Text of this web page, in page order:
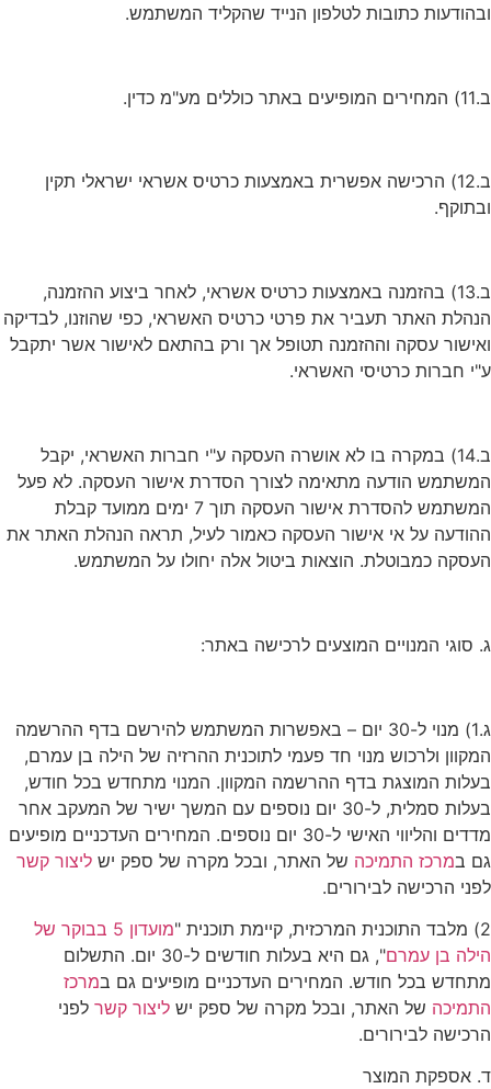
ובהודעות כתובות לטלפון הנייד שהקליד המשתמש.
ב.11) המחירים המופיעים באתר כוללים מע"מ כדין.
ב.12) הרכישה אפשרית באמצעות כרטיס אשראי ישראלי תקין
ובתוקף.
ב.13) בהזמנה באמצעות כרטיס אשראי, לאחר ביצוע ההזמנה,
הנהלת האתר תעביר את פרטי כרטיס האשראי, כפי שהוזנו, לבדיקה
ואישור עסקה וההזמנה תטופל אך ורק בהתאם לאישור אשר יתקבל
ע"י חברות כרטיסי האשראי.
ב.14) במקרה בו לא אושרה העסקה ע"י חברות האשראי, יקבל
המשתמש הודעה מתאימה לצורך הסדרת אישור העסקה. לא פעל
המשתמש להסדרת אישור העסקה תוך 7 ימים ממועד קבלת
ההודעה על אי אישור העסקה כאמור לעיל, תראה הנהלת האתר את
העסקה כמבוטלת. הוצאות ביטול אלה יחולו על המשתמש.
ג. סוגי המנויים המוצעים לרכישה באתר:
ג.1) מנוי ל-30 יום – באפשרות המשתמש להירשם בדף ההרשמה
המקוון ולרכוש מנוי חד פעמי לתוכנית ההרזיה של הילה בן עמרם,
בעלות המוצגת בדף ההרשמה המקוון. המנוי מתחדש בכל חודש,
בעלות סמלית, ל-30 יום נוספים עם המשך ישיר של המעקב אחר
מדדים והליווי האישי ל-30 יום נוספים. המחירים העדכניים מופיעים
גם במרכז התמיכה של האתר, ובכל מקרה של ספק יש ליצור קשר
לפני הרכישה לבירורים.
2) מלבד התוכנית המרכזית, קיימת תוכנית "
מועדון 5 בבוקר של
הילה בן עמרם
", גם היא בעלות חודשים ל-30 יום. התשלום
מתחדש בכל חודש. המחירים העדכניים מופיעים גם במרכז
התמיכה של האתר, ובכל מקרה של ספק יש ליצור קשר לפני
הרכישה לבירורים.
ד. אספקת המוצר